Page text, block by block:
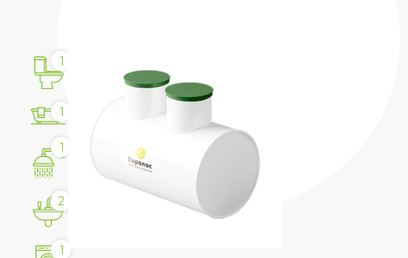
1
1
1
2
1